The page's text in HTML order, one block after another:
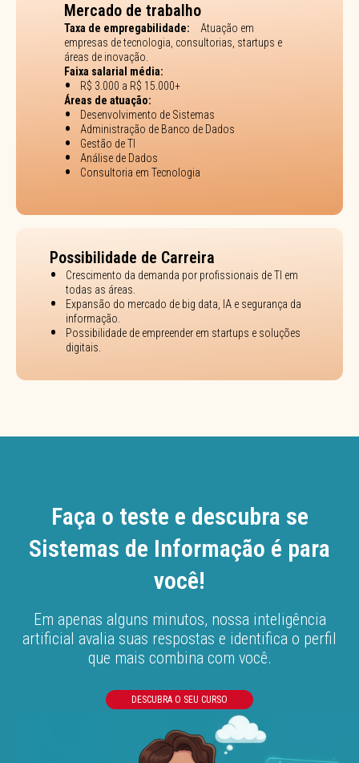
Mercado de trabalho
Taxa de empregabilidade:
Atuação em
empresas de tecnologia, consultorias, startups e
áreas de inovação.
Faixa salarial média:
R$ 3.000 a R$ 15.000+
Áreas de atuação:
Desenvolvimento de Sistemas
Administração de Banco de Dados
Gestão de TI
Análise de Dados
Consultoria em Tecnologia
Possibilidade de Carreira
Crescimento da demanda por profissionais de TI em
todas as áreas.
Expansão do mercado de big data, IA e segurança da
informação.
Possibilidade de empreender em startups e soluções
digitais.
Faça o teste e descubra se
Sistemas de Informação é para
você!
Em apenas alguns minutos, nossa inteligência
artificial avalia suas respostas e identifica o perfil
que mais combina com você.
DESCUBRA O SEU CURSO